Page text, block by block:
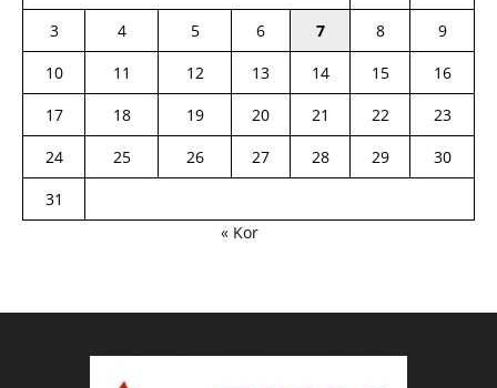
3
4 5 6 7 8
9
10
11 12 13 14 15
16
17
18 19 20 21 22
23
24
25 26 27 28 29
30
31
« Kor